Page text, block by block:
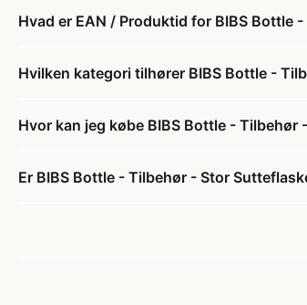
Hvad er EAN / Produktid for BIBS Bottle
Hvilken kategori tilhører BIBS Bottle -
Hvor kan jeg købe BIBS Bottle -
Er BIBS Bottle - Tilbehør - Stor